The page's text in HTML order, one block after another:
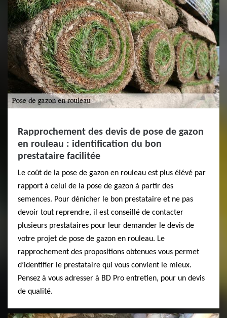
Rapprochement des devis de pose de gazon
en rouleau : identification du bon
prestataire facilitée
Le coût de la pose de gazon en rouleau est plus élévé par
rapport à celui de la pose de gazon à partir des
semences. Pour dénicher le bon prestataire et ne pas
devoir tout reprendre, il est conseillé de contacter
plusieurs prestataires pour leur demander le devis de
votre projet de pose de gazon en rouleau. Le
rapprochement des propositions obtenues vous permet
d’identifier le prestataire qui vous convient le mieux.
Pensez à vous adresser à BD Pro entretien, pour un devis
de qualité.